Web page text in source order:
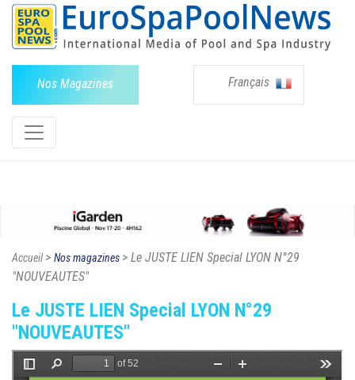
Nos Magazines Français
Accueil> Nos magazines> Le JUSTE LIEN Special LYON N°29
"NOUVEAUTES"
Le JUSTE LIEN Special LYON N°29
"NOUVEAUTES"